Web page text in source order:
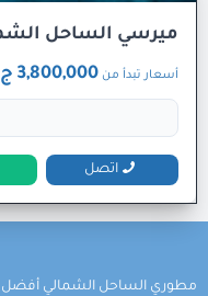
ميرسي الساحل
أسعار تبدأ من 3,800,000 ج.م
اتصل
مطوري الساحل الشمالي أفضل